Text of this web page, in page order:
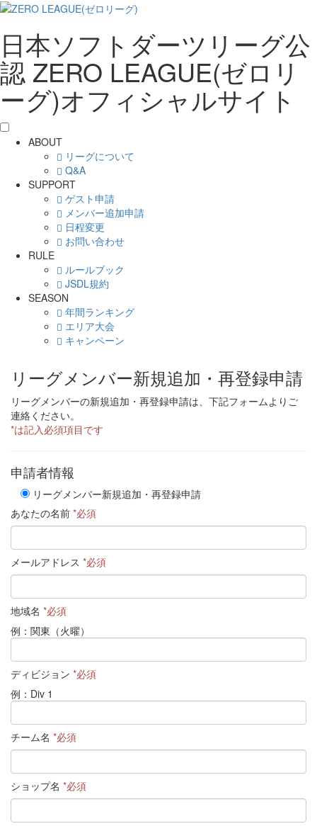
日本ソフトダーツリーグ公
認 ZERO LEAGUE(ゼロリ
ーグ)オフィシャルサイト
ABOUT
リーグについて
Q&A
SUPPORT
ゲスト申請
メンバー追加申請
日程変更
お問い合わせ
RULE
ルールブック
JSDL規約
SEASON
年間ランキング
エリア大会
キャンペーン
リーグメンバー新規追加・再登録申請
リーグメンバーの新規追加・再登録申請は、下記フォームよりご
連絡ください。
*は記入必須項目です
申請者情報
リーグメンバー新規追加・再登録申請
あなたの名前 *必須
メールアドレス *必須
地域名 *必須
例：関東（火曜）
ディビジョン *必須
例：Div 1
チーム名 *必須
ショップ名 *必須